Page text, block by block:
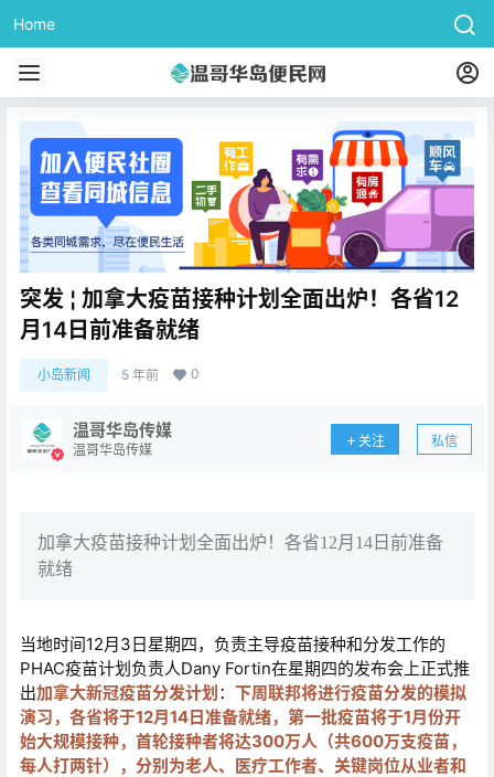
Home
突发 ¦ 加拿大疫苗接种计划全面出炉！各省12
月14日前准备就绪
小岛新闻 5 年前 0
温哥华岛传媒
温哥华岛传媒
关注 私信
加拿大疫苗接种计划全面出炉！各省12月14日前准备
就绪
当地时间12月3日星期四，负责主导疫苗接种和分发工作的
PHAC疫苗计划负责人Dany Fortin在星期四的发布会上正式推
出加拿大新冠疫苗分发计划： 下周联邦将进行疫苗分发的模拟
演习，各省将于12月14日准备就绪，第一批疫苗将于1月份开
始大规模接种，首轮接种者将达300万人（共600万支疫苗，
每人打两针），分别为老人、医疗工作者、关键岗位从业者和